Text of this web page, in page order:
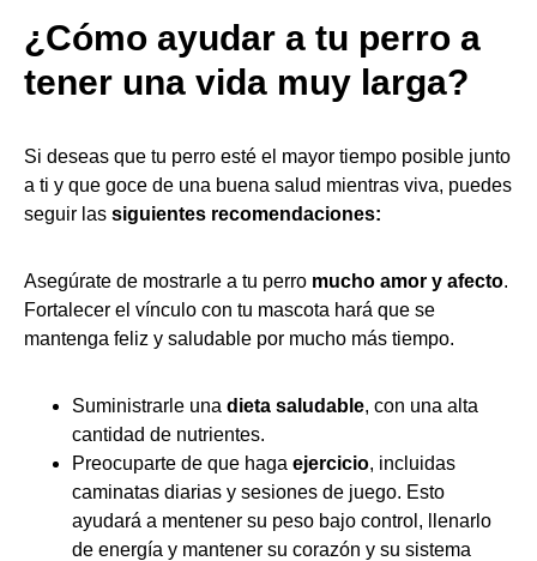
¿Cómo ayudar a tu perro a
tener una vida muy larga?
Si deseas que tu perro esté el mayor tiempo posible junto
a ti y que goce de una buena salud mientras viva, puedes
seguir las siguientes recomendaciones:
Asegúrate de mostrarle a tu perro mucho amor y afecto.
Fortalecer el vínculo con tu mascota hará que se
mantenga feliz y saludable por mucho más tiempo.
Suministrarle una dieta saludable, con una alta
cantidad de nutrientes.
Preocuparte de que haga ejercicio, incluidas
caminatas diarias y sesiones de juego. Esto
ayudará a mentener su peso bajo control, llenarlo
de energía y mantener su corazón y su sistema